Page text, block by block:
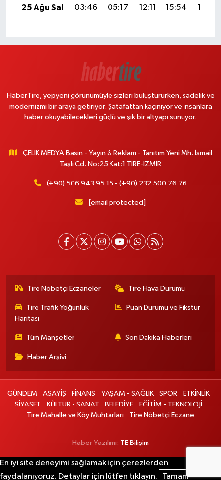
25 Ağu Sal
03:46 05:17 12:11 15:54 18:54
HaberTire, yepyeni görünümüyle sizleri buluştururken, sadelik ve
modernizmi bir araya getiriyor. Şatafattan kaçınıyor ve insanlara
haber okuyabilecekleri güçlü ve şık bir altyapı sunuyor.
ÇELİK MEDYA Basın - Yayın & Reklam - Tanıtım Yeni Mh. İsmail
Taşlı Cd. No:25 Kat:1 TİRE-İZMİR
(+90) 506 943 95 15 - (+90) 232 500 76 76
[email protected]
Tire Nöbetçi Eczaneler Tire Hava Durumu
Tire Trafik Yoğunluk
Haritası
Puan Durumu ve Fikstür
Tüm Manşetler Son Dakika Haberleri
Haber Arşivi
GÜNDEM ASAYİŞ FİNANS YAŞAM - SAĞLIK SPOR
ETKİNLİK
SİYASET
KÜLTÜR - SANAT BELEDİYE
EĞİTİM - TEKNOLOJİ
Tire Mahalle ve Köy Muhtarları
Tire Nöbetçi Eczane
Haber Yazılımı: TE Bilişim
En iyi site deneyimi sağlamak için çerezlerden
faydalanıyoruz. Detaylar için lütfen tıklayın.
Tamam